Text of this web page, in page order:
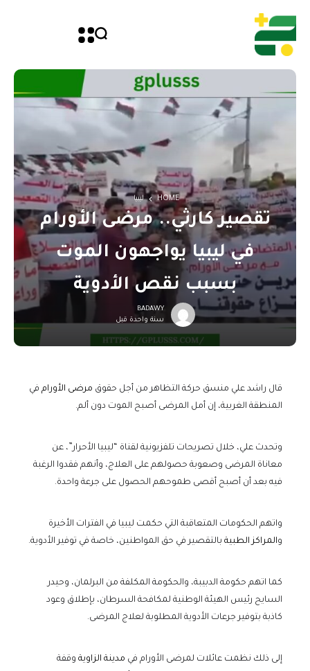
HOME ليبيا
تقصير كارثي.. مرضى الأورام
في ليبيا يواجهون الموت
بسبب نقص الأدوية
BADAWY
سنة واحدة قبل
قال راشد علي منسق حركة التظاهر من أجل حقوق مرضى الأورام في
المنطقة الغربية، إن أمل المرضى أصبح الموت دون ألم.
وتحدث علي، خلال تصريحات تلفزيونية لقناة “ليبيا الأحرار”، عن
معاناة المرضى وصعوبة حصولهم على العلاج، وأنهم فقدوا الرغبة
فيه بعد أن أصبح أقصى طموحهم الحصول على جرعة واحدة.
واتهم الحكومات المتعاقبة التي حكمت ليبيا في الفترات الأخيرة
والمراكز الطبية بالتقصير في حق المواطنين، خاصة في توفير الأدوية.
كما اتهم حكومة الدبيبة، والحكومة المكلفة من البرلمان، وحيدر
السايح رئيس الهيئة الوطنية لمكافحة السرطان، بإطلاق وعود
كاذبة بتوفير جرعات الأدوية المطلوبة لعلاج المرضى.
إلى ذلك نظمت عائلات لمرضى الأورام في مدينة الزاوية وقفة